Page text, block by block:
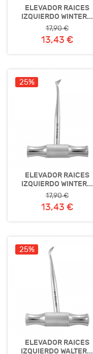
ELEVADOR RAICES
IZQUIERDO WINTER...
17,90 €
13,43 €
25%
ELEVADOR RAICES
IZQUIERDO WINTER...
17,90 €
13,43 €
25%
ELEVADOR RAICES
IZQUIERDO WALTER...